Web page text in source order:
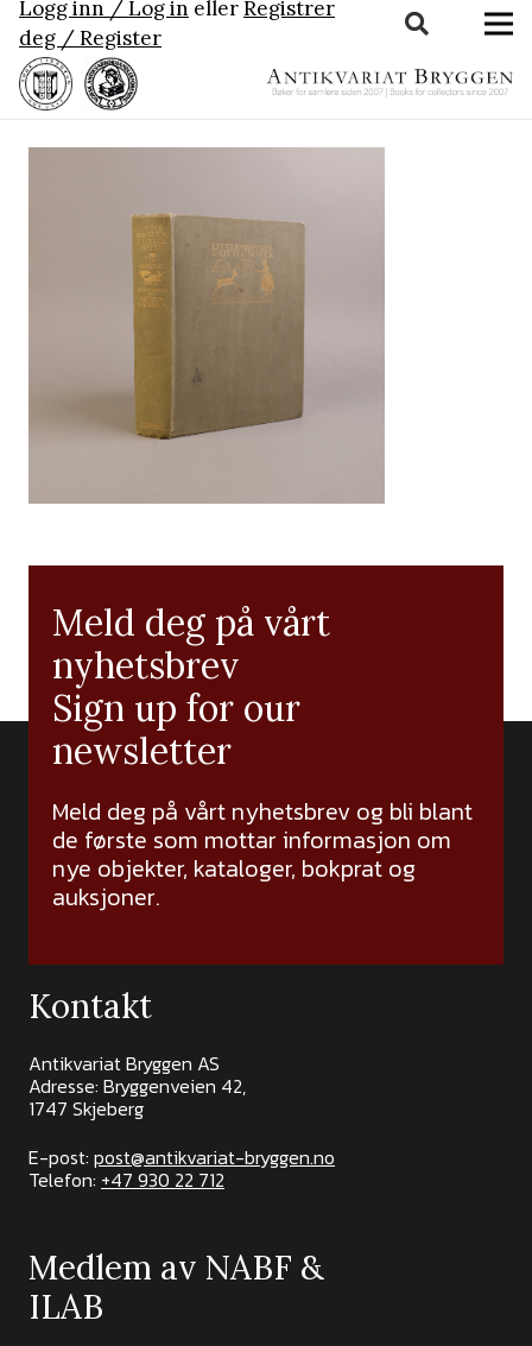
Logg inn / Log in ellerRegistrer
deg / Register
Meld deg på vårt
nyhetsbrev
Sign up for our
newsletter
Meld deg på vårt nyhetsbrev og bli blant
de første som mottar informasjon om
nye objekter, kataloger, bokprat og
auksjoner.
Kontakt
Antikvariat Bryggen AS
Adresse: Bryggenveien 42,
1747 Skjeberg
E-post: post@antikvariat-bryggen.no
Telefon: +47 930 22 712
Medlem av NABF &
ILAB